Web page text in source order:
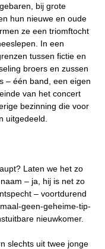
bij grote
hun nieuwe en oude
ze een triomftocht
In een
tussen fictie en
broers en zussen
– één band, een eigen
van het concert
bezinning die voor
uitgedeeld.
Laten we het zo
– ja, hij is net zo
– voortdurend
geen-geheime-tip-
nieuwkomer.
slechts uit twee jonge